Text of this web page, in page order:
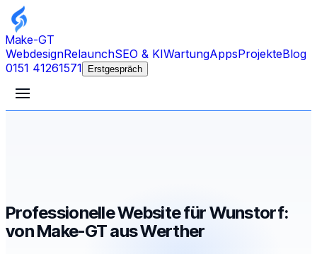
Make-GT
WebdesignRelaunchSEO & KIWartungAppsProjekteBlog
0151 41261571
Erstgespräch
Professionelle Website für Wunstorf:
von Make-GT aus Werther